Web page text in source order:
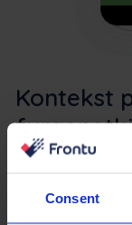
Consent
Kontekst
furgonetki
aplikacji Frontu